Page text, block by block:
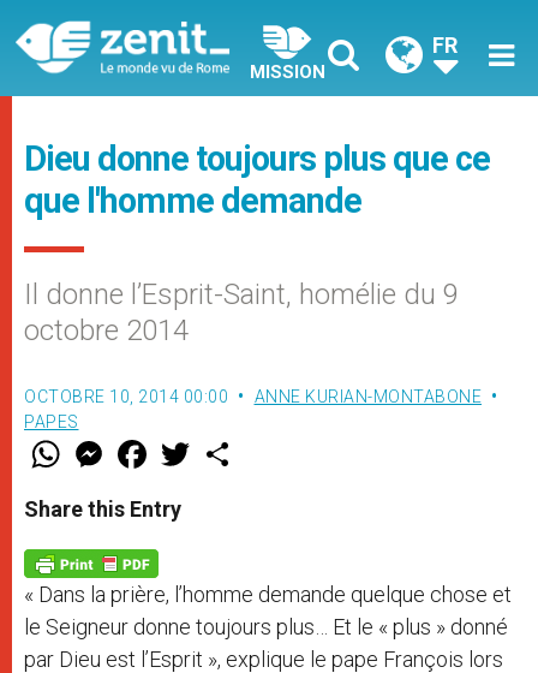
MISSION
FR
Dieu donne toujours plus que ce
que l'homme demande
Il donne l’Esprit-Saint, homélie du 9
octobre 2014
OCTOBRE 10, 2014 00:00
ANNE KURIAN-MONTABONE
PAPES
W
t
s
p
p
M
e
s
e
g
e
r
F
a
e
b
o
k
w
Share this Entry
« Dans la prière, l’homme demande quelque chose et
le Seigneur donne toujours plus… Et le « plus » donné
par Dieu est l’Esprit », explique le pape François lors